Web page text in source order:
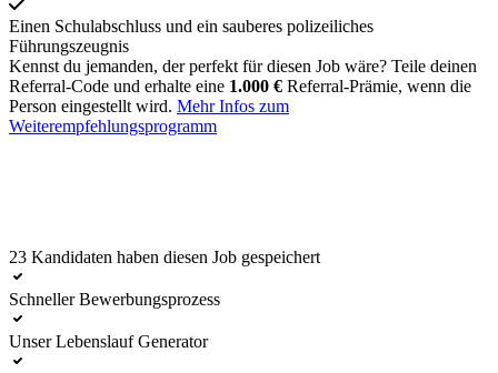
Einen Schulabschluss und ein sauberes polizeiliches
Führungszeugnis
Kennst du jemanden, der perfekt für diesen Job wäre? Teile deinen
Referral-Code und erhalte eine 1.000 € Referral-Prämie, wenn die
Person eingestellt wird. Mehr Infos zum
Weiterempfehlungsprogramm
Direkt bewerben
23 Kandidaten haben diesen Job gespeichert
Schneller Bewerbungsprozess
Unser Lebenslauf Generator